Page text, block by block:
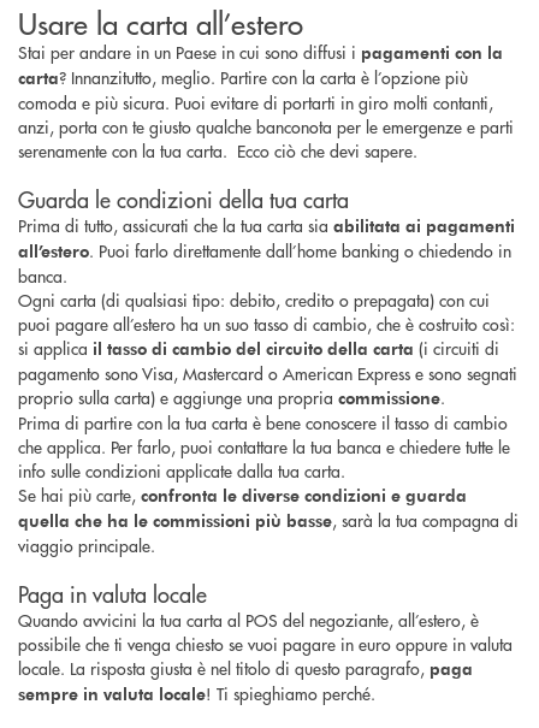
Usare la carta all’estero
Stai per andare in un Paese in cui sono diffusi i pagamenti con la
carta? Innanzitutto, meglio. Partire con la carta è l’opzione più
comoda e più sicura. Puoi evitare di portarti in giro molti contanti,
anzi, porta con te giusto qualche banconota per le emergenze e parti
serenamente con la tua carta. Ecco ciò che devi sapere.
Guarda le condizioni della tua carta
Prima di tutto, assicurati che la tua carta sia abilitata ai pagamenti
all’estero. Puoi farlo direttamente dall’home banking o chiedendo in
banca.
Ogni carta (di qualsiasi tipo: debito, credito o prepagata) con cui
puoi pagare all’estero ha un suo tasso di cambio, che è costruito così:
si applica il tasso di cambio del circuito della carta (i circuiti di
pagamento sono Visa, Mastercard o American Express e sono segnati
proprio sulla carta) e aggiunge una propria commissione.
Prima di partire con la tua carta è bene conoscere il tasso di cambio
che applica. Per farlo, puoi contattare la tua banca e chiedere tutte le
info sulle condizioni applicate dalla tua carta.
Se hai più carte, confronta le diverse condizioni e guarda
quella che ha le commissioni più basse, sarà la tua compagna di
viaggio principale.
Paga in valuta locale
Quando avvicini la tua carta al POS del negoziante, all’estero, è
possibile che ti venga chiesto se vuoi pagare in euro oppure in valuta
locale. La risposta giusta è nel titolo di questo paragrafo, paga
sempre in valuta locale! Ti spieghiamo perché.